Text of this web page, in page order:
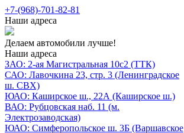
+7-(968)-701-82-81
Наши адреса
Делаем автомобили лучше!
Наши адреса
ЗАО: 2-ая Магистральная 10с2 (ТТК)
САО: Лавочкина 23, стр. 3 (Ленинградское
ш. СВХ)
ЮАО: Каширское ш., 22А (Каширское ш.)
ВАО: Рубцовская наб. 11 (м.
Электрозаводская)
ЮАО: Симферопольское ш. 3Б (Варшавское